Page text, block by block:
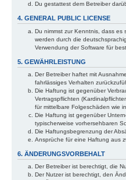
Du gestattest dem Betreiber
4. GENERAL PUBLIC LICENSE
Du nimmst zur Kenntnis, dass es
werden durch die
Verwendung der Software für
5. GEWÄHRLEISTUNG
Der Betreiber haftet mit
fahrlässiges Verhalten
Die Haftung ist gegenüber
Vertragspflichten
für mittelbare Folgeschäden wie
Die Haftung ist gegenüber
typischerweise vorhersehbaren
Die Haftungsbegrenzung der
Ansprüche für eine Haftung aus
6. ÄNDERUNGSVORBEHALT
Der Betreiber ist berechtigt, die
Der Nutzer ist berechtigt, den